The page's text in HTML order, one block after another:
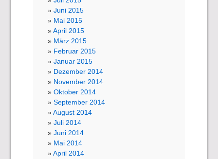
Juni 2015
Mai 2015
April 2015
März 2015
Februar 2015
Januar 2015
Dezember 2014
November 2014
Oktober 2014
September 2014
August 2014
Juli 2014
Juni 2014
Mai 2014
April 2014